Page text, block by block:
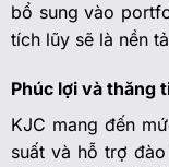
bổ sung vào
tích lũy sẽ là nền
Phúc lợi và thăng
KJC mang đến
suất và hỗ trợ